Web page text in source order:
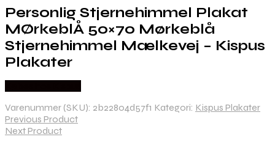
Personlig Stjernehimmel Plakat
MØrkeblÅ 50×70 Mørkeblå
Stjernehimmel Mælkevej – Kispus
Plakater
Varenummer (SKU): 2b22804d57f1 Kategori: Kispus Plakater
Previous Product
Next Product